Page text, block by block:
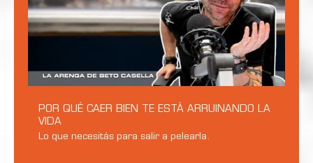
POR QUÉ CAER BIEN TE ESTÁ ARRUINANDO LA
VIDA
Lo que necesitás para salir a pelearla.